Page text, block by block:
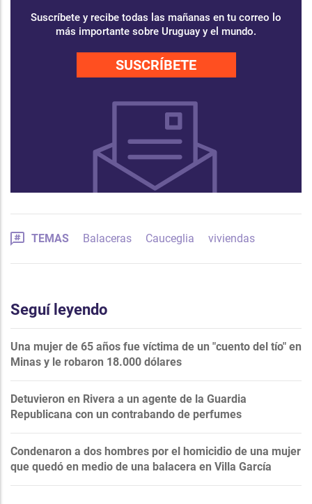
Suscríbete y recibe todas las mañanas en tu correo lo
más importante sobre Uruguay y el mundo.
SUSCRÍBETE
TEMAS Balaceras Cauceglia viviendas
Seguí leyendo
Una mujer de 65 años fue víctima de un "cuento del tío" en
Minas y le robaron 18.000 dólares
Detuvieron en Rivera a un agente de la Guardia
Republicana con un contrabando de perfumes
Condenaron a dos hombres por el homicidio de una mujer
que quedó en medio de una balacera en Villa García